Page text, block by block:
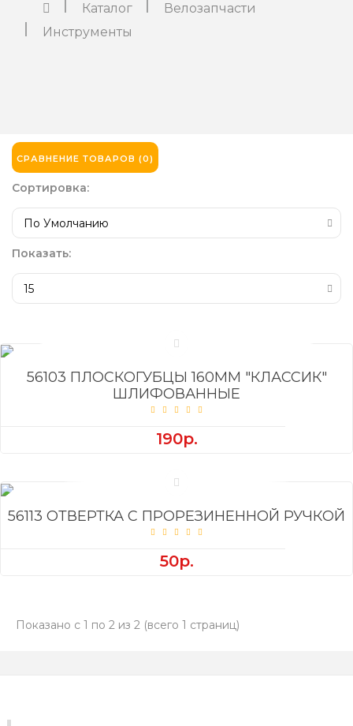
Каталог
Велозапчасти
Инструменты
СРАВНЕНИЕ ТОВАРОВ (0)
Сортировка:
Показать:
56103 ПЛОСКОГУБЦЫ 160ММ "КЛАССИК"
ШЛИФОВАННЫЕ
190р.
56113 ОТВЕРТКА С ПРОРЕЗИНЕННОЙ РУЧКОЙ
50р.
Показано с 1 по 2 из 2 (всего 1 страниц)